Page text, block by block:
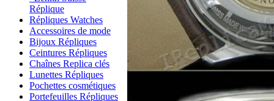
Réplique
Répliques Watches
Accessoires de mode
Bijoux Répliques
Ceintures Répliques
Chaînes Replica clés
Lunettes Répliques
Pochettes cosmétiques
Portefeuilles Répliques